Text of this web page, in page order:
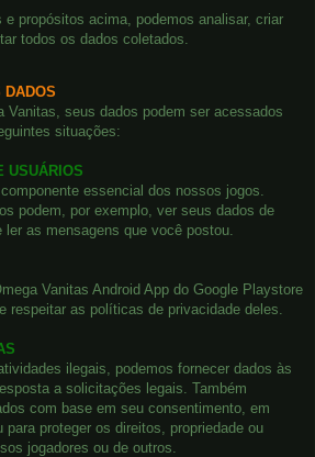
e propósitos acima, podemos analisar, criar
todos os dados coletados.
DADOS
Vanitas, seus dados podem ser acessados
situações:
USUÁRIOS
essencial dos nossos jogos.
podem, por exemplo, ver seus dados de
as mensagens que você postou.
Vanitas Android App do Google Playstore
respeitar as políticas de privacidade deles.
ilegais, podemos fornecer dados às
a solicitações legais. Também
com base em seu consentimento, em
proteger os direitos, propriedade ou
jogadores ou de outros.